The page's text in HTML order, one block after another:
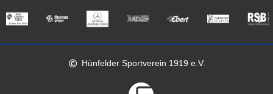
Hünfelder Sportverein 1919 e.V.